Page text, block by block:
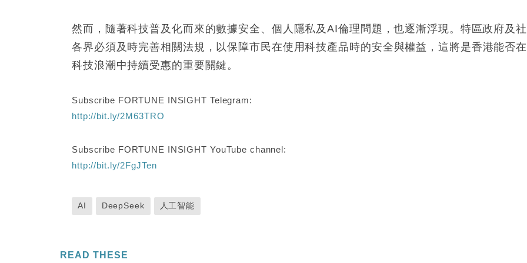
然而，隨著科技普及化而來的數據安全、個人隱私及AI倫理問題，也逐漸浮現。特區政府及
各界必須及時完善相關法規，以保障市民在使用科技產品時的安全與權益，這將是香港能否
科技浪潮中持續受惠的重要關鍵。
Subscribe FORTUNE INSIGHT Telegram:
http://bit.ly/2M63TRO
Subscribe FORTUNE INSIGHT YouTube channel:
http://bit.ly/2FgJTen
AI DeepSeek 人工智能
READ THESE